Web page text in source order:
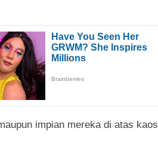
impian mereka di atas kaos